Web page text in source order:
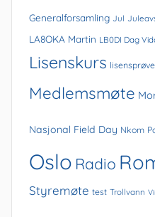
Generalforsamling Jul
LA8OKA Martin LB0DI Dag
Lisenskurs lisensprøve
Medlemsmøte
Nasjonal Field Day Nkom
Oslo Radio
Styremøte test Trollvann